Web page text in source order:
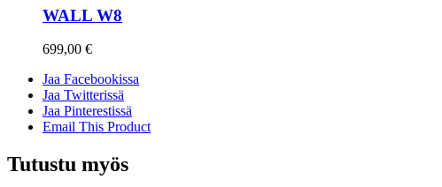
WALL W8
699,00 €
Jaa Facebookissa
Jaa Twitterissä
Jaa Pinterestissä
Email This Product
Tutustu myös